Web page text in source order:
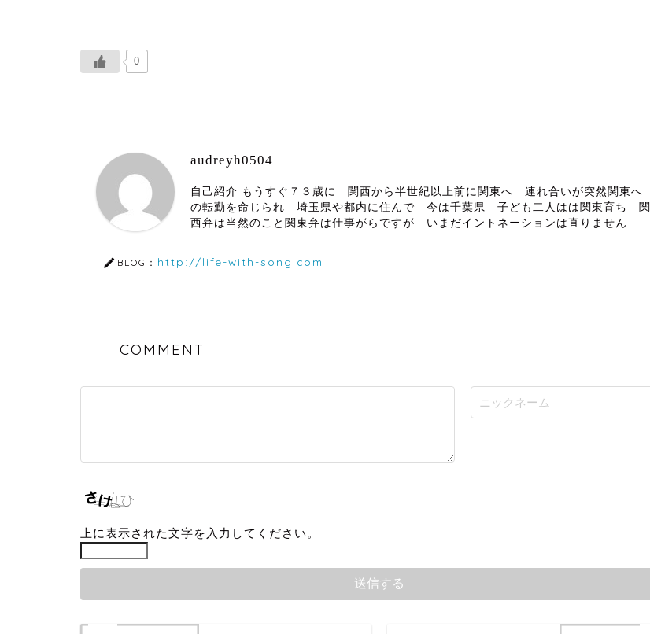
0
audreyh0504
自己紹介 もうすぐ７３歳に 関西から半世紀以上前に関東へ 連れ合いが突然関東へ
の転勤を命じられ 埼玉県や都内に住んで 今は千葉県 子ども二人はは関東育ち 関
西弁は当然のこと関東弁は仕事がらですが いまだイントネーションは直りません
BLOG： http://life-with-song.com
COMMENT
上に表示された文字を入力してください。